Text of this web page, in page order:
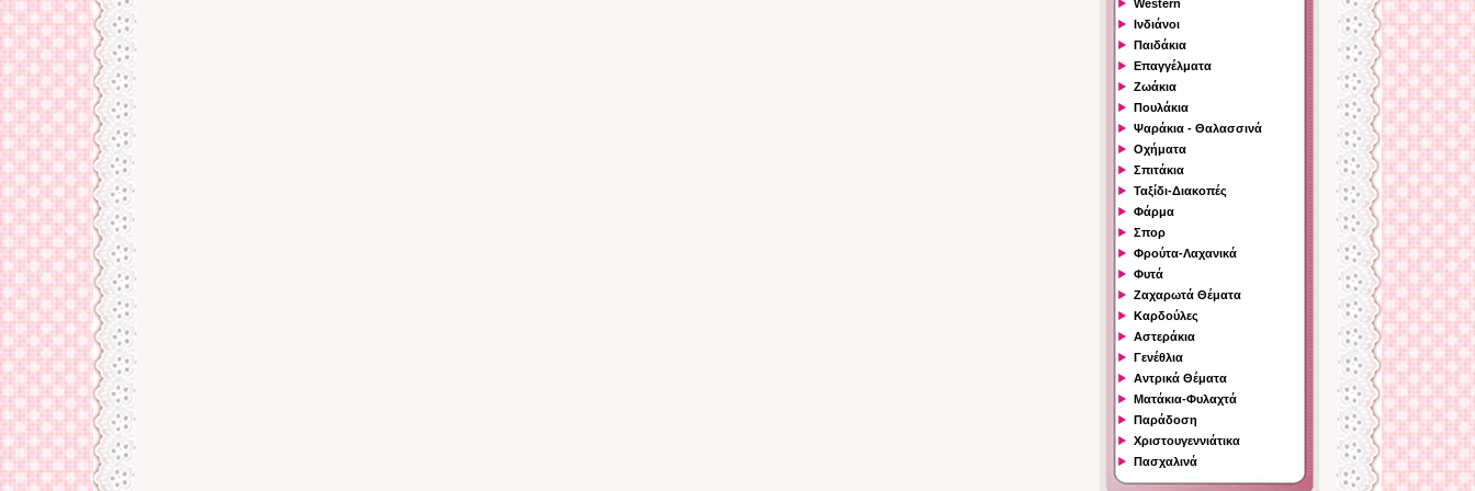
Western
Ινδιάνοι
Παιδάκια
Επαγγέλματα
Ζωάκια
Πουλάκια
Ψαράκια - Θαλασσινά
Οχήματα
Σπιτάκια
Ταξίδι-Διακοπές
Φάρμα
Σπορ
Φρούτα-Λαχανικά
Φυτά
Ζαχαρωτά Θέματα
Καρδούλες
Αστεράκια
Γενέθλια
Αντρικά Θέματα
Ματάκια-Φυλαχτά
Παράδοση
Χριστουγεννιάτικα
Πασχαλινά